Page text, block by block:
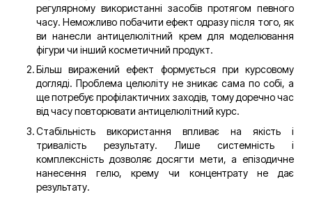
регулярному використанні засобів протягом певного
часу. Неможливо побачити ефект одразу після того, як
ви нанесли антицелюлітний крем для моделювання
фігури чи інший косметичний продукт.
Більш виражений ефект формується при курсовому
догляді. Проблема целюліту не зникає сама по собі, а
ще потребує профілактичних заходів, тому доречно час
від часу повторювати антицелюлітний курс.
Стабільність використання впливає на якість і
тривалість результату. Лише системність і
комплексність дозволяє досягти мети, а епізодичне
нанесення гелю, крему чи концентрату не дає
результату.